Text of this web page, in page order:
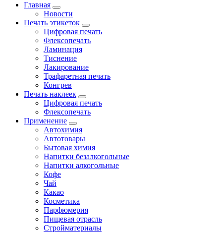
Главная
Новости
Печать этикеток
Цифровая печать
Флексопечать
Ламинация
Тиснение
Лакирование
Трафаретная печать
Конгрев
Печать наклеек
Цифровая печать
Флексопечать
Применение
Автохимия
Автотовары
Бытовая химия
Напитки безалкогольные
Напитки алкогольные
Кофе
Чай
Какао
Косметика
Парфюмерия
Пищевая отрасль
Стройматериалы